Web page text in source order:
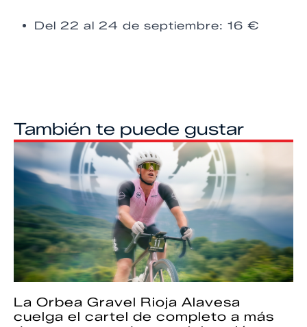
Del 22 al 24 de septiembre: 16 €
También te puede gustar
La Orbea Gravel Rioja Alavesa
cuelga el cartel de completo a más